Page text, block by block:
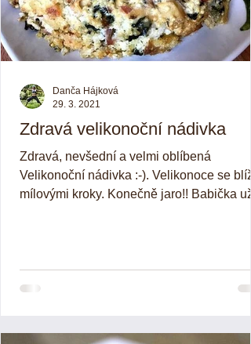
Zdravá velikonoční nádivka
Zdravá, nevšední a velmi oblíbená
Velikonoční nádivka :-). Velikonoce se blíží
mílovými kroky. Konečně jaro!! Babička už
Danča Hájková
29. 3. 2021